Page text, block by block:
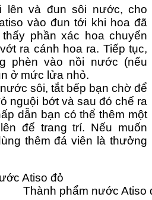
lên và đun sôi nước, cho
vào đun tới khi hoa đã
phần xác hoa chuyển
ra cánh hoa ra. Tiếp tục,
phèn vào nồi nước (nếu
ở mức lửa nhỏ.
sôi, tắt bếp bạn chờ để
nguội bớt và sau đó chế ra
dẫn bạn có thể thêm một
để trang trí. Nếu muốn
thêm đá viên là thưởng
Thành phẩm nước Atiso